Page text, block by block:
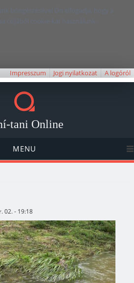
böngészésével Ön elfogadja, hogy a
céljából cookie-kat használunk.
Impresszum Jogi nyilatkozat A logóról
tani Online
MENU
02. - 19:18